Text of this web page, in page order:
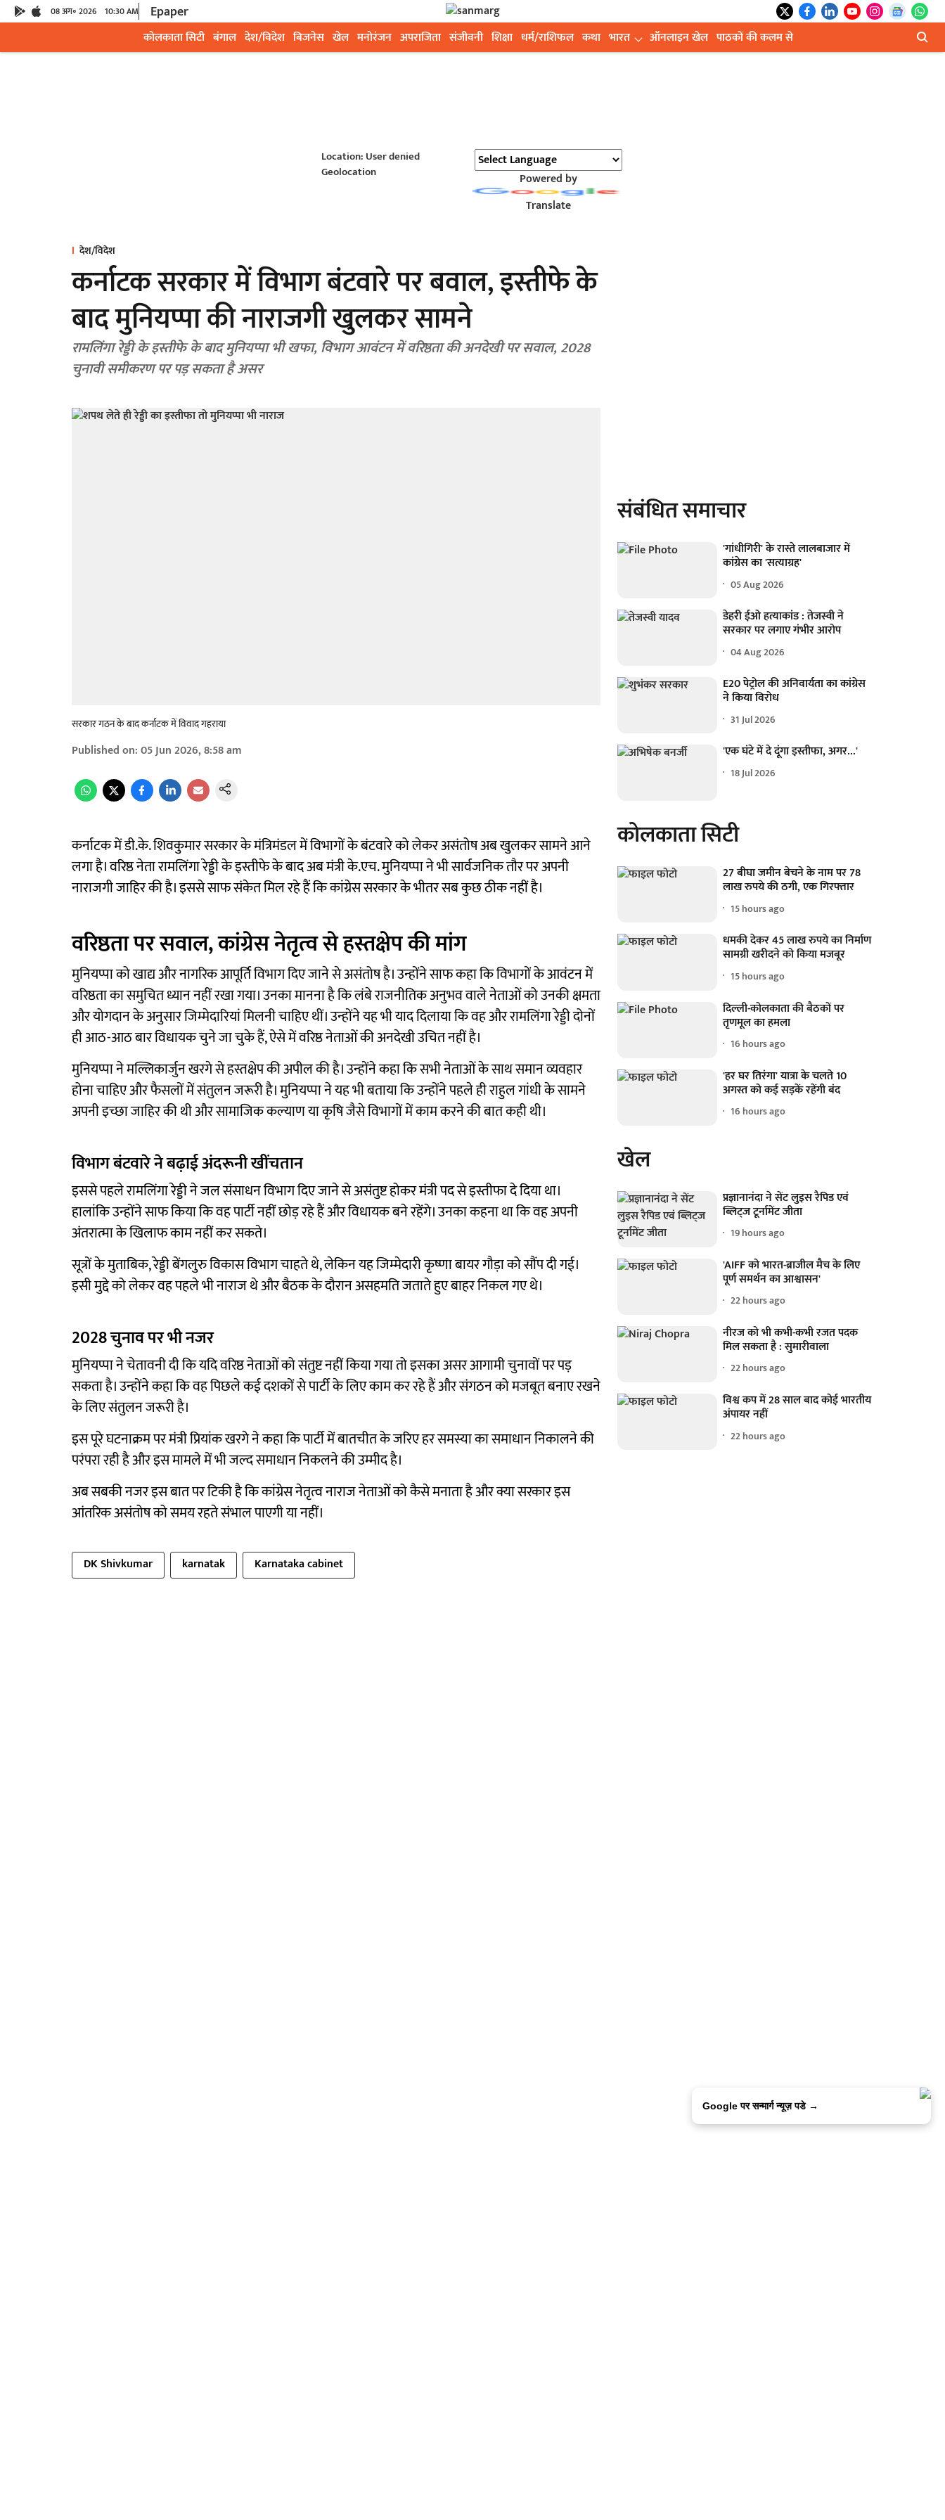
08 अग॰ 2026 10:30 AM Epaper
कोलकाता सिटी बंगाल देश/विदेश बिजनेस खेल मनोरंजन अपराजिता संजीवनी शिक्षा धर्म/राशिफल कथा भारत ऑनलाइन खेल पाठकों की कलम से
Location: User denied
Geolocation
Powered by
Translate
देश/विदेश
कर्नाटक सरकार में विभाग बंटवारे पर बवाल, इस्तीफे के
बाद मुनियप्पा की नाराजगी खुलकर सामने
रामलिंगा रेड्डी के इस्तीफे के बाद मुनियप्पा भी खफा, विभाग आवंटन में वरिष्ठता की अनदेखी पर सवाल, 2028
चुनावी समीकरण पर पड़ सकता है असर
सरकार गठन के बाद कर्नाटक में विवाद गहराया
Published on:05 Jun 2026, 8:58 am
कर्नाटक में डी.के. शिवकुमार सरकार के मंत्रिमंडल में विभागों के बंटवारे को लेकर असंतोष अब खुलकर सामने आने
लगा है। वरिष्ठ नेता रामलिंगा रेड्डी के इस्तीफे के बाद अब मंत्री के.एच. मुनियप्पा ने भी सार्वजनिक तौर पर अपनी
नाराजगी जाहिर की है। इससे साफ संकेत मिल रहे हैं कि कांग्रेस सरकार के भीतर सब कुछ ठीक नहीं है।
वरिष्ठता पर सवाल, कांग्रेस नेतृत्व से हस्तक्षेप की मांग
मुनियप्पा को खाद्य और नागरिक आपूर्ति विभाग दिए जाने से असंतोष है। उन्होंने साफ कहा कि विभागों के आवंटन में
वरिष्ठता का समुचित ध्यान नहीं रखा गया। उनका मानना है कि लंबे राजनीतिक अनुभव वाले नेताओं को उनकी क्षमता
और योगदान के अनुसार जिम्मेदारियां मिलनी चाहिए थीं। उन्होंने यह भी याद दिलाया कि वह और रामलिंगा रेड्डी दोनों
ही आठ-आठ बार विधायक चुने जा चुके हैं, ऐसे में वरिष्ठ नेताओं की अनदेखी उचित नहीं है।
मुनियप्पा ने मल्लिकार्जुन खरगे से हस्तक्षेप की अपील की है। उन्होंने कहा कि सभी नेताओं के साथ समान व्यवहार
होना चाहिए और फैसलों में संतुलन जरूरी है। मुनियप्पा ने यह भी बताया कि उन्होंने पहले ही राहुल गांधी के सामने
अपनी इच्छा जाहिर की थी और सामाजिक कल्याण या कृषि जैसे विभागों में काम करने की बात कही थी।
विभाग बंटवारे ने बढ़ाई अंदरूनी खींचतान
इससे पहले रामलिंगा रेड्डी ने जल संसाधन विभाग दिए जाने से असंतुष्ट होकर मंत्री पद से इस्तीफा दे दिया था।
हालांकि उन्होंने साफ किया कि वह पार्टी नहीं छोड़ रहे हैं और विधायक बने रहेंगे। उनका कहना था कि वह अपनी
अंतरात्मा के खिलाफ काम नहीं कर सकते।
सूत्रों के मुताबिक, रेड्डी बेंगलुरु विकास विभाग चाहते थे, लेकिन यह जिम्मेदारी कृष्णा बायर गौड़ा को सौंप दी गई।
इसी मुद्दे को लेकर वह पहले भी नाराज थे और बैठक के दौरान असहमति जताते हुए बाहर निकल गए थे।
2028 चुनाव पर भी नजर
मुनियप्पा ने चेतावनी दी कि यदि वरिष्ठ नेताओं को संतुष्ट नहीं किया गया तो इसका असर आगामी चुनावों पर पड़
सकता है। उन्होंने कहा कि वह पिछले कई दशकों से पार्टी के लिए काम कर रहे हैं और संगठन को मजबूत बनाए रखने
के लिए संतुलन जरूरी है।
इस पूरे घटनाक्रम पर मंत्री प्रियांक खरगे ने कहा कि पार्टी में बातचीत के जरिए हर समस्या का समाधान निकालने की
परंपरा रही है और इस मामले में भी जल्द समाधान निकलने की उम्मीद है।
अब सबकी नजर इस बात पर टिकी है कि कांग्रेस नेतृत्व नाराज नेताओं को कैसे मनाता है और क्या सरकार इस
आंतरिक असंतोष को समय रहते संभाल पाएगी या नहीं।
DK Shivkumar karnatak Karnataka cabinet
संबंधित समाचार
'गांधीगिरी' के रास्ते लालबाजार में
कांग्रेस का 'सत्याग्रह'
05 Aug 2026
डेहरी ईओ हत्याकांड : तेजस्वी ने
सरकार पर लगाए गंभीर आरोप
04 Aug 2026
E20 पेट्रोल की अनिवार्यता का कांग्रेस
ने किया विरोध
31 Jul 2026
'एक घंटे में दे दूंगा इस्तीफा, अगर...'
18 Jul 2026
कोलकाता सिटी
27 बीघा जमीन बेचने के नाम पर 78
लाख रुपये की ठगी, एक गिरफ्तार
15 hours ago
धमकी देकर 45 लाख रुपये का निर्माण
सामग्री खरीदने को किया मजबूर
15 hours ago
दिल्ली-कोलकाता की बैठकों पर
तृणमूल का हमला
16 hours ago
'हर घर तिरंगा' यात्रा के चलते 10
अगस्त को कई सड़कें रहेंगी बंद
16 hours ago
खेल
प्रज्ञानानंदा ने सेंट लुइस रैपिड एवं
ब्लिट्ज टूर्नामेंट जीता
19 hours ago
'AIFF को भारत-ब्राजील मैच के लिए
पूर्ण समर्थन का आश्वासन'
22 hours ago
नीरज को भी कभी-कभी रजत पदक
मिल सकता है : सुमारीवाला
22 hours ago
विश्व कप में 28 साल बाद कोई भारतीय
अंपायर नहीं
22 hours ago
Google पर सन्मार्ग न्यूज़ पडे →